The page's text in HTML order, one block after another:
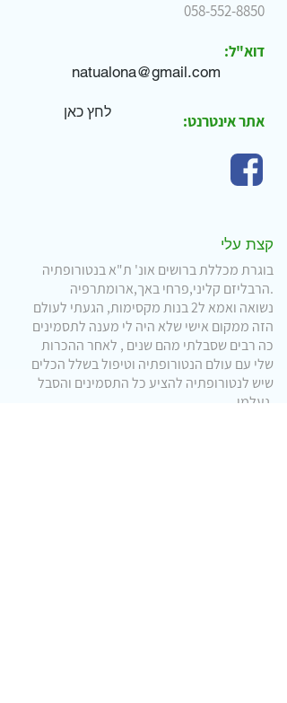
058-552-8850
דוא"ל:
natualona@gmail.com
לחץ כאן אתר אינטרנט:
קצת עלי
בוגרת מכללת ברושים אונ' ת"א בנטורופתיה
הרבליזם קליני,פרחי באך,ארומתרפיה.
נשואה ואמא ל2 בנות מקסימות, הגעתי לעולם
הזה ממקום אישי שלא היה לי מענה לתסמינים
כה רבים שסבלתי מהם שנים , לאחר ההכרות
שלי עם עולם הנטורופתיה וטיפול בשלל הכלים
שיש לנטורופתיה להציע כל התסמינים והסבל